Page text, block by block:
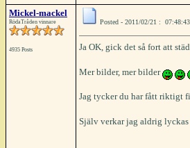
Mickel-mackel
RödaTråden vinnare
4935 Posts
Posted - 2011/02/21 : 07:48:43
Ja OK, gick det så fort att
Mer bilder, mer bilder
Jag tycker du har fått riktigt
Själv verkar jag aldrig